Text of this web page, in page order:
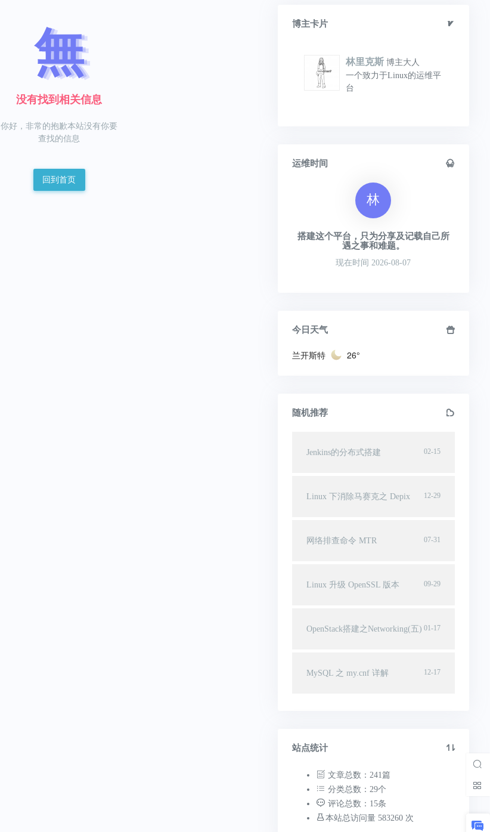
無
没有找到相关信息
你好，非常的抱歉本站没有你要
查找的信息
回到首页
博主卡片
林里克斯 博主大人
一个致力于Linux的运维平
台
运维时间
林
搭建这个平台，只为分享及记载自己所
遇之事和难题。
现在时间 2026-08-07
今日天气
兰开斯特 26°
随机推荐
02-15
Jenkins的分布式搭建
12-29
Linux 下消除马赛克之 Depix
07-31
网络排查命令 MTR
09-29
Linux 升级 OpenSSL 版本
01-17
OpenStack搭建之Networking(五)
12-17
MySQL 之 my.cnf 详解
站点统计
文章总数：241篇
分类总数：29个
评论总数：15条
本站总访问量 583260 次